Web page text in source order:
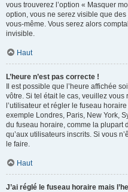
vous trouverez l’option « Masquer
option, vous ne serez visible que
vous-même. Vous serez alors
invisible.
Haut
L’heure n’est pas correcte !
Il est possible que l’heure affichée
vôtre. Si tel était le cas, veuillez
l’utilisateur et régler le fuseau
exemple Londres, Paris, New York,
du fuseau horaire, comme la plupart
qu’aux utilisateurs inscrits. Si vous
le faire.
Haut
J’ai réglé le fuseau horaire mais